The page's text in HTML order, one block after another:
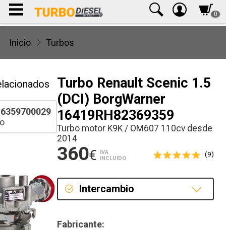
0
Inicio Turbos
Turbo Renault Scenic 1.5
(DCI) BorgWarner
16419RH82369359
Turbo motor K9K / OM607 110cv desde
2014
360€
IVA
INCLUIDO
(9)
Intercambio
Fabricante: